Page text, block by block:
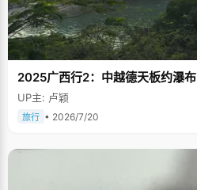
2025广西行2：中越德天板约瀑布
UP主: 卢颖
旅行 • 2026/7/20